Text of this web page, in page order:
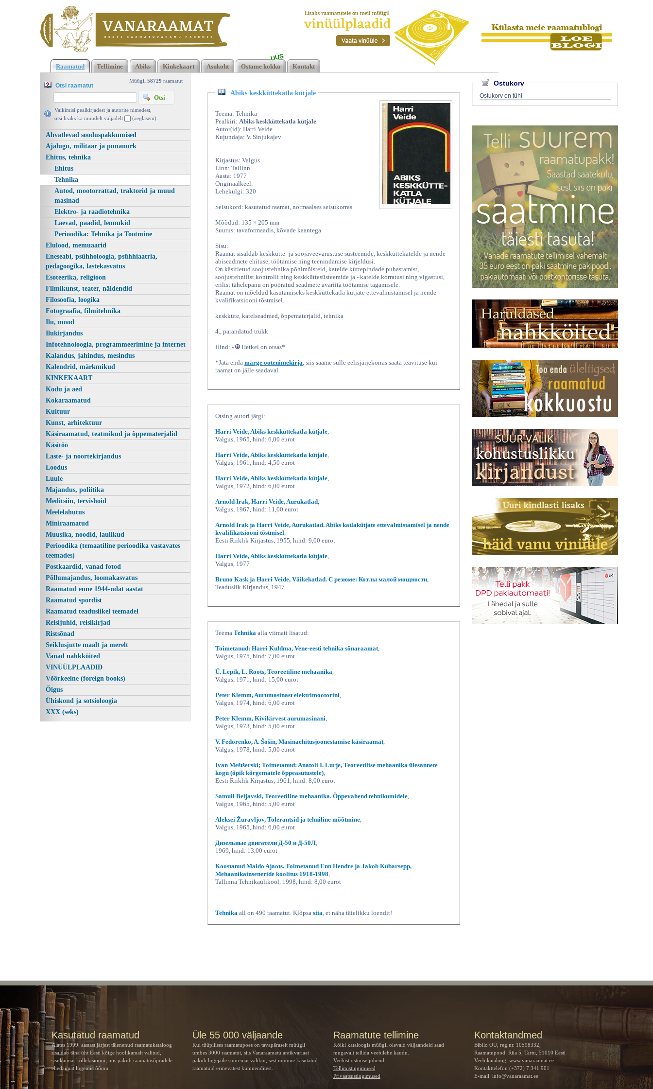
Abiks keskküttekatla kütjale, Harri
Klõpsa siia , et näha täielikku loendit!Abiks keskküttekatla kütjale,
Harri Veide, Valgus 1977 | vanaraamat. ee
Raamatud Tellimine Abiks Kinkekaart Asukoht Ostame kokku
UUS
Kontakt
Müügil 58729 raamatut
Otsi raamatut
Vaikimisi pealkirjadest ja autorite nimedest,
otsi lisaks ka muudelt väljadelt
(aeglasem).
Ahvatlevad sooduspakkumised
Ajalugu, militaar ja punanurk
Ehitus, tehnika
Ehitus
Tehnika
Autod, mootorrattad, traktorid ja muud
masinad
Elektro- ja raadiotehnika
Laevad, paadid, lennukid
Perioodika: Tehnika ja Tootmine
Elulood, memuaarid
Eneseabi, psühholoogia, psühhiaatria,
pedagoogika, lastekasvatus
Esoteerika, religioon
Filmikunst, teater, näidendid
Filosoofia, loogika
Fotograafia, filmitehnika
Ilu, mood
Ilukirjandus
Infotehnoloogia, programmeerimine ja internet
Kalandus, jahindus, mesindus
Kalendrid, märkmikud
KINKEKAART
Kodu ja aed
Kokaraamatud
Kultuur
Kunst, arhitektuur
Käsiraamatud, teatmikud ja õppematerjalid
Käsitöö
Laste- ja noortekirjandus
Loodus
Luule
Majandus, poliitika
Meditsiin, tervishoid
Meelelahutus
Miniraamatud
Muusika, noodid, laulikud
Perioodika (temaatiline perioodika vastavates
teemades)
Postkaardid, vanad fotod
Põllumajandus, loomakasvatus
Raamatud enne 1944-ndat aastat
Raamatud spordist
Raamatud teaduslikel teemadel
Reisijuhid, reisikirjad
Ristsõnad
Seiklusjutte maalt ja merelt
Vanad nahkköited
VINÜÜLPLAADID
Võõrkeelne (foreign books)
Õigus
Ühiskond ja sotsioloogia
XXX (seks)
Ostukorv
Ostukorv on tühi
Abiks keskküttekatla kütjale
Teema: Tehnika
Pealkiri: Abiks keskküttekatla kütjale
Autor(id): Harri Veide
Kujundaja: V. Sinjukajev
Kirjastus: Valgus
Linn: Tallinn
Aasta: 1977
Originaalkeel:
Lehekülgi: 320
Seisukord: kasutatud raamat, normaalses seisukorras
Mõõdud: 135 × 205 mm
Suurus: tavaformaadis, kõvade kaantega
Sisu:
Raamat sisaldab keskkütte- ja soojaveevarustuse süsteemide, keskküttekatelde ja nende
abiseadmete ehituse, töötamise ning teenindamise kirjeldusi.
On käsitletud soojustehnika põhimõisteid, katelde küttepindade puhastamist,
soojustehnilist kontrolli ning keskküttesüsteemide ja - katelde korratusi ning vigastusi,
erilist tähelepanu on pööratud seadmete avariita töötamise tagamisele.
Raamat on mõeldud kasutamiseks keskküttekatla kütjate ettevalmistamisel ja nende
kvalifikatsiooni tõstmisel.
keskküte, katelseadmed, õppematerjalid, tehnika
4., parandatud trükk
Hind: - Hetkel on otsas*
*Jäta enda märge ootenimekirja, siis saame sulle eelisjärjekorras saata teavituse kui
raamat on jälle saadaval.
Otsing autori järgi:
Harri Veide, Abiks keskküttekatla kütjale,
Valgus, 1965, hind: 6,00 eurot
Harri Veide, Abiks keskküttekatla kütjale,
Valgus, 1961, hind: 4,50 eurot
Harri Veide, Abiks keskküttekatla kütjale,
Valgus, 1972, hind: 6,00 eurot
Arnold Irak, Harri Veide, Aurukatlad,
Valgus, 1967, hind: 11,00 eurot
Arnold Irak ja Harri Veide, Aurukatlad. Abiks katlakütjate ettevalmistamisel ja nende
kvalifikatsiooni tõstmisel,
Eesti Riiklik Kirjastus, 1955, hind: 9,00 eurot
Harri Veide, Abiks keskküttekatla kütjale,
Valgus, 1977
Bruno Kask ja Harri Veide, Väikekatlad. С резюме: Котлы малой мощности,
Teaduslik Kirjandus, 1947
Teema Tehnika alla viimati lisatud:
Toimetanud: Harri Kuldma, Vene-eesti tehnika sõnaraamat,
Valgus, 1975, hind: 7,00 eurot
Ü. Lepik, L. Roots, Teoreetiline mehaanika,
Valgus, 1971, hind: 15,00 eurot
Peter Klemm, Aurumasinast elektrimootorini,
Valgus, 1974, hind: 6,00 eurot
Peter Klemm, Kivikirvest aurumasinani,
Valgus, 1973, hind: 5,00 eurot
V. Fedorenko, A. Šošin, Masinaehitusjoonestamise käsiraamat,
Valgus, 1978, hind: 5,00 eurot
Ivan Meštšerski; Toimetanud: Anatoli I. Lurje, Teoreetilise mehaanika ülesannete
kogu (õpik kõrgematele õppeasutustele),
Eesti Riiklik Kirjastus, 1961, hind: 8,00 eurot
Samuil Beljavski, Teoreetiline mehaanika. Õppevahend tehnikumidele,
Valgus, 1965, hind: 5,00 eurot
Aleksei Žuravljov, Tolerantsid ja tehniline mõõtmine,
Valgus, 1965, hind: 6,00 eurot
Дизельные двигатели Д-50 и Д-50Л,
1969, hind: 13,00 eurot
Koostanud Maido Ajaots. Toimetanud Enn Hendre ja Jakob Kübarsepp,
Mehaanikainseneride koolitus 1918-1998,
Tallinna Tehnikaülikool, 1998, hind: 8,00 eurot
Tehnika all on 490 raamatut. Klõpsa siia, et näha täielikku loendit!
Kasutatud raamatud
Alates 1999. aastast järjest täienenud raamatukataloog
sisaldab täna üht Eesti kõige hoolikamalt valitud,
sisukaimat kollektsiooni, mis pakub raamatusõpradele
ehedaimat lugemisrõõmu.
Üle 55 000 väljaande
Kui tüüpilises raamatupoes on tavapäraselt müügil
umbes 3000 raamatut, siis Vanaraamatu antikvariaat
pakub lugejaile suuremat valikut, sest müüme kasutatud
raamatuid erinevatest kümnenditest.
Raamatute tellimine
Kõiki kataloogis müügil olevaid väljaandeid saad
mugavalt tellida veebilehe kaudu.
Veebist ostmise juhend
Tellimistingimused
Privaatsustingimused
Kontaktandmed
Biblio OÜ, reg.nr. 10598332,
Raamatupood: Riia 5, Tartu, 51010 Eesti
Veebikataloog: www.vanaraamat.ee
Kontakttelefon (+372) 7 341 901
E-mail: info@vanaraamat.ee